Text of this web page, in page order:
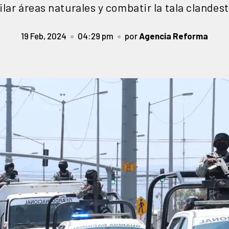
áreas naturales y combatir la tala
19 Feb, 2024 04:29 pm porAgencia Reforma